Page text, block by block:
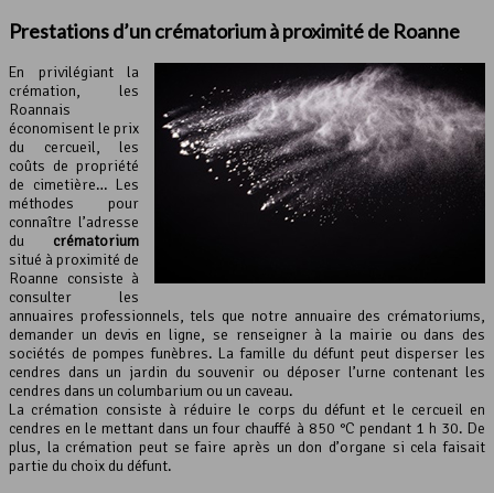
Prestations d’un crématorium à proximité de Roanne
En privilégiant la
crémation, les
Roannais
économisent le prix
du cercueil, les
coûts de propriété
de cimetière… Les
méthodes pour
connaître l’adresse
du crématorium
situé à proximité de
Roanne consiste à
consulter les
annuaires professionnels, tels que notre annuaire des crématoriums,
demander un devis en ligne, se renseigner à la mairie ou dans des
sociétés de pompes funèbres. La famille du défunt peut disperser les
cendres dans un jardin du souvenir ou déposer l’urne contenant les
cendres dans un columbarium ou un caveau.
La crémation consiste à réduire le corps du défunt et le cercueil en
cendres en le mettant dans un four chauffé à 850 °C pendant 1 h 30. De
plus, la crémation peut se faire après un don d’organe si cela faisait
partie du choix du défunt.